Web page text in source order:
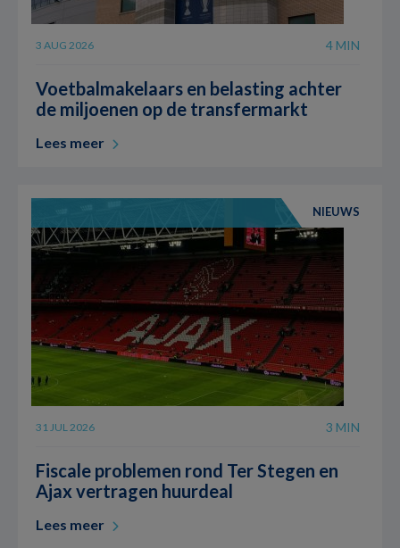
3 AUG 2026 4 MIN
Voetbalmakelaars en belasting achter
de miljoenen op de transfermarkt
Lees meer
NIEUWS
31 JUL 2026 3 MIN
Fiscale problemen rond Ter Stegen en
Ajax vertragen huurdeal
Lees meer